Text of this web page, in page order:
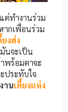
ต่ทำงานร่วม
ากเพื่อนร่วม
งส่ง
นจะเป็น
พร้อมตาจะ
ประทับใจ
งานเลี้ยงแห่ง